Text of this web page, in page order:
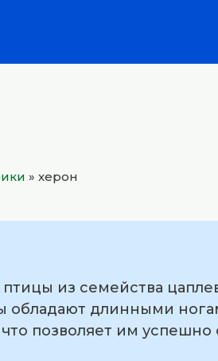
» херон
из семейства
обладают длинными
позволяет им